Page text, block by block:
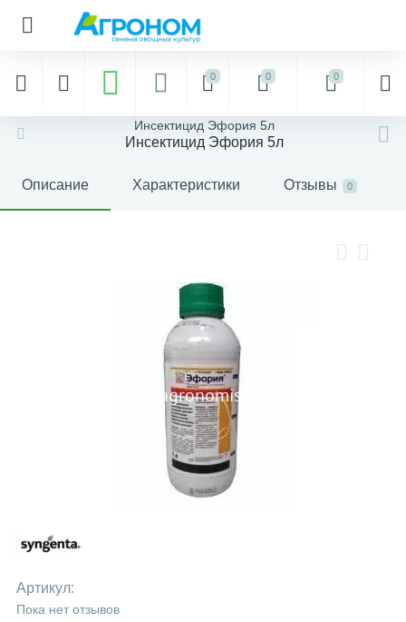
0 0 0
Инсектицид Эфория 5л
Инсектицид Эфория 5л
Описание Характеристики Отзывы 0
Артикул:
Пока нет отзывов